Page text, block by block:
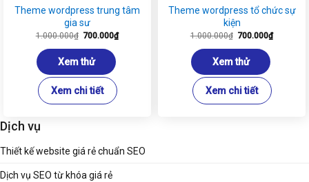
Theme wordpress trung tâm
gia sư
1.000.000₫ Giá
là:
1.000.000₫.
700.000₫Giá
hiện
Xem thử
Xem chi tiết
Theme wordpress tổ chức sự
kiện
1.000.000₫ Giá
là:
1.000.000₫.
700.000₫Giá
hiện
Xem thử
Xem chi tiết
Dịch vụ
Thiết kế website giá rẻ chuẩn SEO
Dịch vụ SEO từ khóa giá rẻ